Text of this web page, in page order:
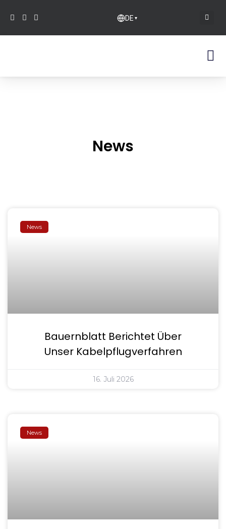
DE ▾
News
News
Bauernblatt Berichtet Über
Unser Kabelpflugverfahren
16. Juli 2026
News